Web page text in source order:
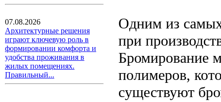
07.08.2026
Архитектурные решения
играют ключевую роль в
формировании комфорта и
удобства проживания в
жилых помещениях.
Правильный...
Одним из
при
Бромирование
полимеров,
существуют